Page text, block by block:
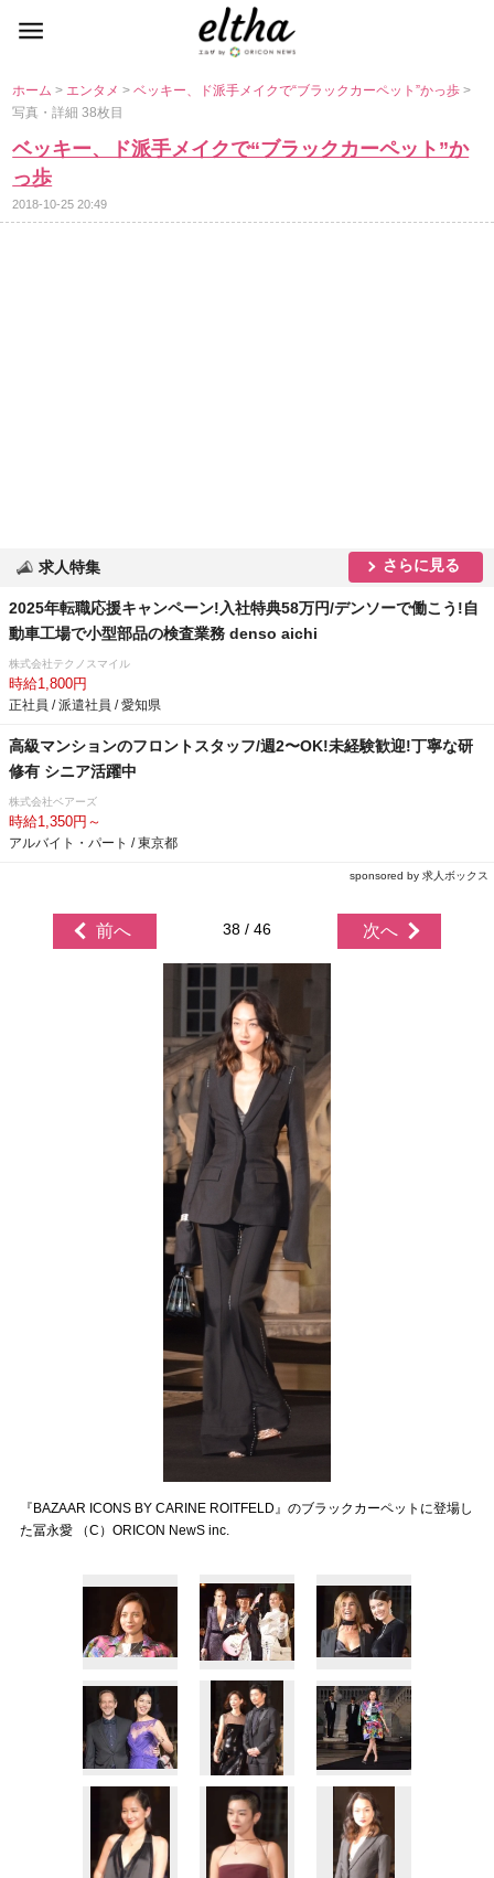
ホーム> エンタメ>ベッキー、ド派手メイクで“ブラックカーペット”かっ歩>
写真・詳細 38枚目
ベッキー、ド派手メイクで“ブラックカーペット”か
っ歩
2018-10-25 20:49
求人特集 さらに見る
2025年転職応援キャンペーン!入社特典58万円/デンソーで働こう!自
動車工場で小型部品の検査業務 denso aichi
株式会社テクノスマイル
時給1,800円
正社員 / 派遣社員 / 愛知県
⾼級マンションのフロントスタッフ/週2〜OK!未経験歓迎!丁寧な研
修有 シニア活躍中
株式会社ベアーズ
時給1,350円～
アルバイト・パート / 東京都
sponsored by 求人ボックス
前へ 38 / 46 次へ
『BAZAAR ICONS BY CARINE ROITFELD』のブラックカーペットに登場し
た冨永愛 （C）ORICON NewS inc.